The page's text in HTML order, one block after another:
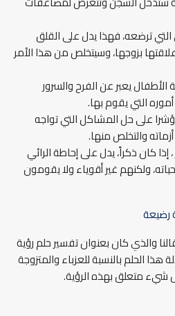
ترضعه، فهذا يدل على القلق
بزوجها، وسيتخلص من هذا الأمر
الأطفال يعبر عن الفرح والسرور
التي يقوم بها.
على حل المشاكل التي تواجه
والتخلص منها.
إذا كان ذكراً، يدل على إحاطة الرائي
ولكنهم غير أقوياء ولا يقومون
رضيعة
والذي كان بعنوان تفسير حلم رؤية
الحلم بالنسبة للعزباء والمتزوجة
شيء متعلق بهذه الرؤية.